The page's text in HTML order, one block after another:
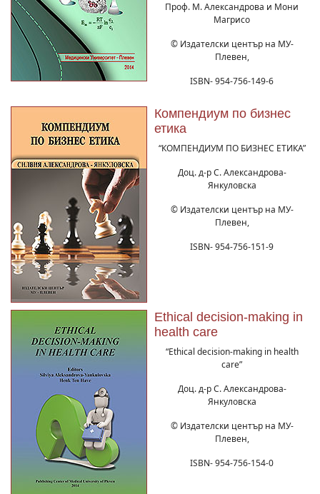
Проф. М. Александрова и Мони
Магрисо
© Издателски център на МУ-
Плевен,
ISBN- 954-756-149-6
Компендиум по бизнес
етика
“КОМПЕНДИУМ ПО БИЗНЕС ЕТИКА”
Доц. д-р С. Александрова-
Янкуловска
© Издателски център на МУ-
Плевен,
ISBN- 954-756-151-9
Ethical decision-making in
health care
“Ethical decision-making in health
care”
Доц. д-р С. Александрова-
Янкуловска
© Издателски център на МУ-
Плевен,
ISBN- 954-756-154-0